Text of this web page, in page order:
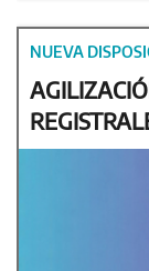
NUEVA